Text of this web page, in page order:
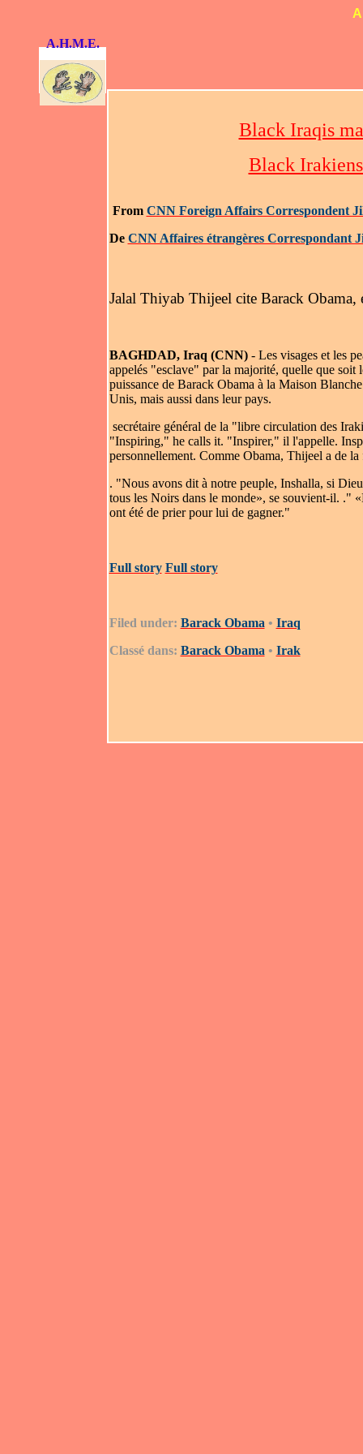
A.H.M.E.
Black Iraqis
Black
From CNN Foreign Affairs Correspondent
De CNN Affaires étrangères Correspondant
Jalal Thiyab Thijeel cite Barack Obama,
BAGHDAD, Iraq (CNN)- Les visages et les
appelés "esclave" par la majorité, quelle que
puissance de Barack Obama à la Maison
Unis, mais aussi dans leur pays.
secrétaire général de la "libre circulation des
"Inspiring," he calls it. "Inspirer," il l'appelle.
personnellement. Comme Obama, Thijeel a de
. "Nous avons dit à notre peuple, Inshalla, si
tous les Noirs dans le monde», se souvient-il. ."
ont été de prier pour lui de gagner."
Full story Full story
Filed under: Barack Obama • Iraq
Classé dans: Barack Obama • Irak